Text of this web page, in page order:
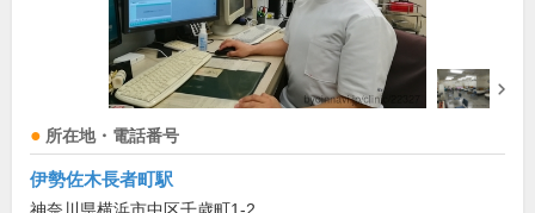
所在地・電話番号
伊勢佐木長者町駅